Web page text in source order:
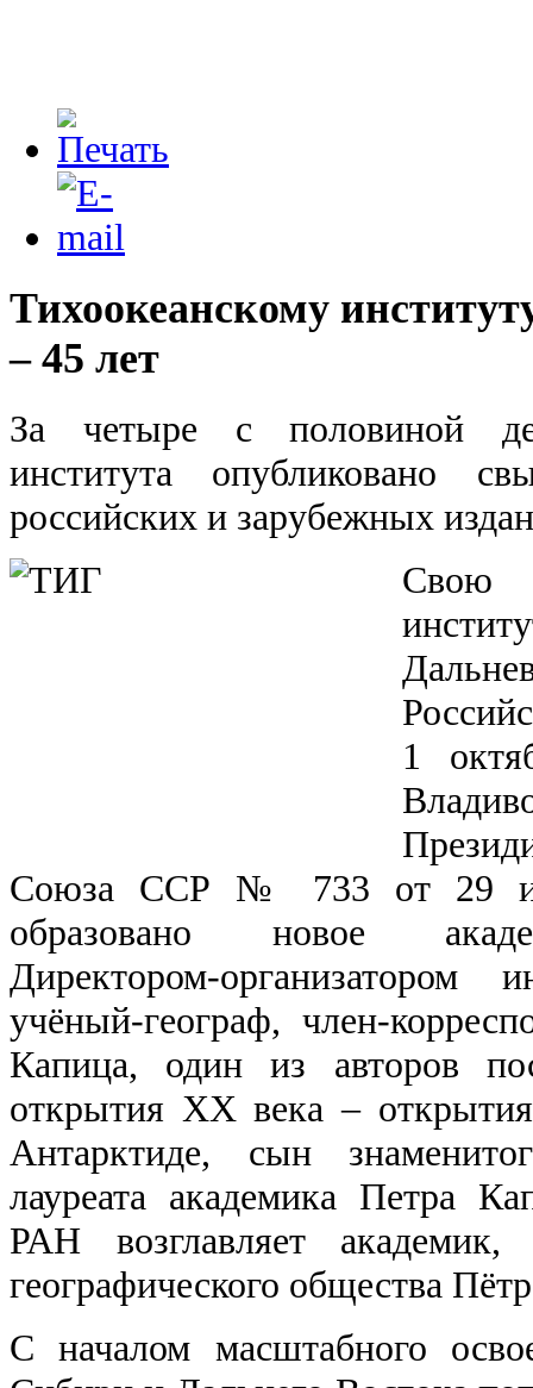
Тихоокеанскому
– 45 лет
За четыре с половиной
института опубликовано
российских и зарубежных
Свою
1
Союза ССР № 733 от 29
образовано новое
Директором-организатором
учёный-географ, член-
Капица, один из авторов
открытия ХХ века –
Антарктиде, сын
лауреата академика Петра
РАН возглавляет академик,
географического общества
С началом масштабного